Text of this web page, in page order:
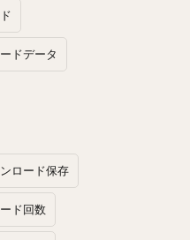
ドデータ
ロード保存
ド回数